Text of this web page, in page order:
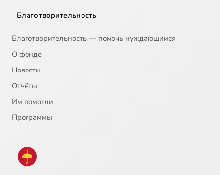
Благотворительность
Благотворительность — помочь нуждающимся
О фонде
Новости
Отчёты
Им помогли
Программы